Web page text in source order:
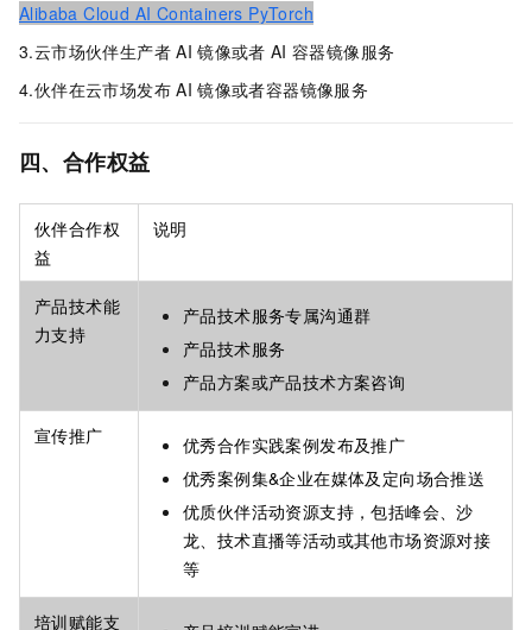
Alibaba Cloud AI Containers PyTorch
3.云市场伙伴生产者 AI 镜像或者 AI 容器镜像服务
4.伙伴在云市场发布 AI 镜像或者容器镜像服务
四、合作权益
伙伴合作权
益
说明
产品技术能
力支持
产品技术服务专属沟通群
产品技术服务
产品方案或产品技术方案咨询
宣传推广
优秀合作实践案例发布及推广
优秀案例集&企业在媒体及定向场合推送
优质伙伴活动资源支持，包括峰会、沙
龙、技术直播等活动或其他市场资源对接
等
培训赋能支